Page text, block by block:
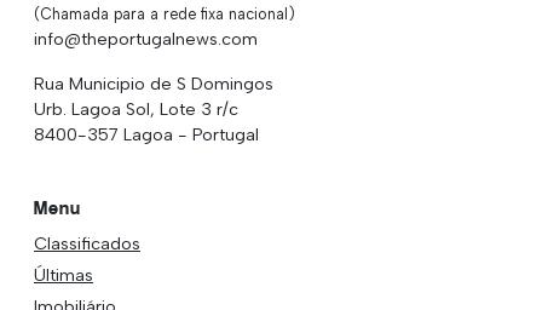
(Chamada para a rede fixa nacional)
info@theportugalnews.com
Rua Municipio de S Domingos
Urb. Lagoa Sol, Lote 3 r/c
8400-357 Lagoa - Portugal
Menu
Classificados
Últimas